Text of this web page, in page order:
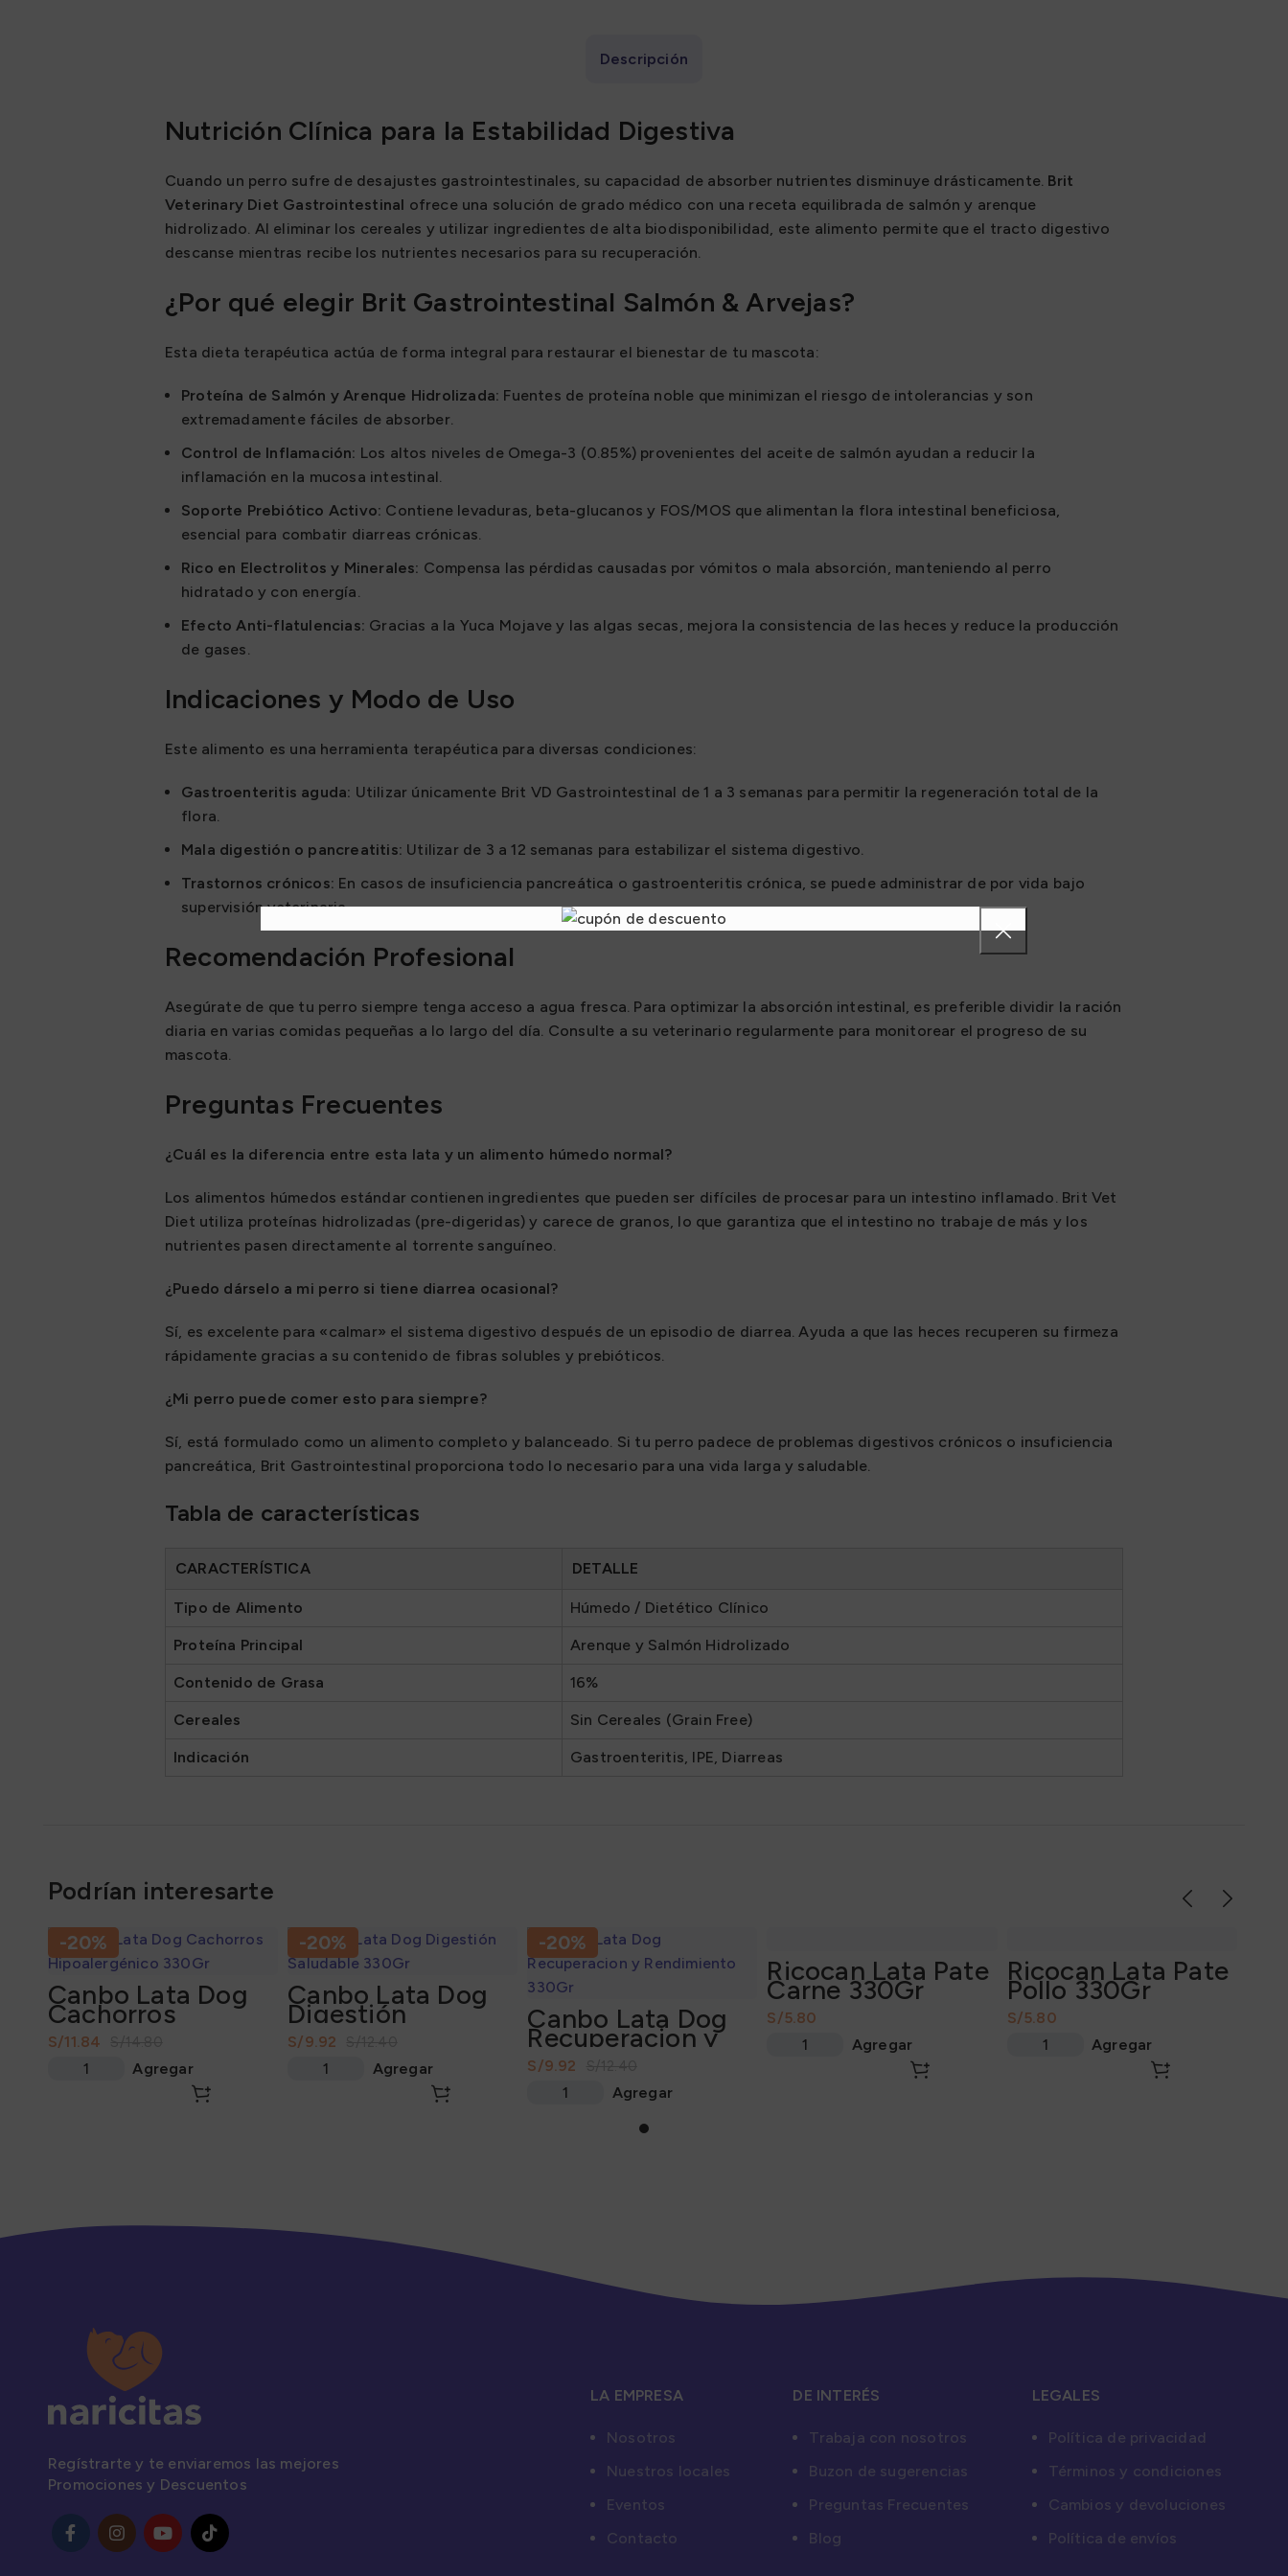
Descripción
Nutrición Clínica para la Estabilidad Digestiva
Cuando un perro sufre de desajustes gastrointestinales, su capacidad de absorber nutrientes disminuye drásticamente. Brit
Veterinary Diet Gastrointestinal ofrece una solución de grado médico con una receta equilibrada de salmón y arenque
hidrolizado. Al eliminar los cereales y utilizar ingredientes de alta biodisponibilidad, este alimento permite que el tracto digestivo
descanse mientras recibe los nutrientes necesarios para su recuperación.
¿Por qué elegir Brit Gastrointestinal Salmón & Arvejas?
Esta dieta terapéutica actúa de forma integral para restaurar el bienestar de tu mascota:
Proteína de Salmón y Arenque Hidrolizada: Fuentes de proteína noble que minimizan el riesgo de intolerancias y son
extremadamente fáciles de absorber.
Control de Inflamación: Los altos niveles de Omega-3 (0.85%) provenientes del aceite de salmón ayudan a reducir la
inflamación en la mucosa intestinal.
Soporte Prebiótico Activo: Contiene levaduras, beta-glucanos y FOS/MOS que alimentan la flora intestinal beneficiosa,
esencial para combatir diarreas crónicas.
Rico en Electrolitos y Minerales: Compensa las pérdidas causadas por vómitos o mala absorción, manteniendo al perro
hidratado y con energía.
Efecto Anti-flatulencias: Gracias a la Yuca Mojave y las algas secas, mejora la consistencia de las heces y reduce la producción
de gases.
Indicaciones y Modo de Uso
Este alimento es una herramienta terapéutica para diversas condiciones:
Gastroenteritis aguda: Utilizar únicamente Brit VD Gastrointestinal de 1 a 3 semanas para permitir la regeneración total de la
flora.
Mala digestión o pancreatitis: Utilizar de 3 a 12 semanas para estabilizar el sistema digestivo.
Trastornos crónicos: En casos de insuficiencia pancreática o gastroenteritis crónica, se puede administrar de por vida bajo
supervisión veterinaria.
Recomendación Profesional
Asegúrate de que tu perro siempre tenga acceso a agua fresca. Para optimizar la absorción intestinal, es preferible dividir la ración
diaria en varias comidas pequeñas a lo largo del día. Consulte a su veterinario regularmente para monitorear el progreso de su
mascota.
Preguntas Frecuentes
¿Cuál es la diferencia entre esta lata y un alimento húmedo normal?
Los alimentos húmedos estándar contienen ingredientes que pueden ser difíciles de procesar para un intestino inflamado. Brit Vet
Diet utiliza proteínas hidrolizadas (pre-digeridas) y carece de granos, lo que garantiza que el intestino no trabaje de más y los
nutrientes pasen directamente al torrente sanguíneo.
¿Puedo dárselo a mi perro si tiene diarrea ocasional?
Sí, es excelente para «calmar» el sistema digestivo después de un episodio de diarrea. Ayuda a que las heces recuperen su firmeza
rápidamente gracias a su contenido de fibras solubles y prebióticos.
¿Mi perro puede comer esto para siempre?
Sí, está formulado como un alimento completo y balanceado. Si tu perro padece de problemas digestivos crónicos o insuficiencia
pancreática, Brit Gastrointestinal proporciona todo lo necesario para una vida larga y saludable.
Tabla de características
CARACTERÍSTICA DETALLE
Tipo de Alimento Húmedo / Dietético Clínico
Proteína Principal Arenque y Salmón Hidrolizado
Contenido de Grasa 16%
Cereales Sin Cereales (Grain Free)
Indicación Gastroenteritis, IPE, Diarreas
Podrían interesarte
-20%
Canbo Lata Dog
Cachorros
Hipoalergénico
330Gr
S/11.84
Agregar
-20%
Canbo Lata Dog
Digestión
Saludable 330Gr
S/9.92
Agregar
-20%
Canbo Lata Dog
Recuperacion y
Rendimiento
330Gr
S/9.92
Agregar
Ricocan Lata Pate
Carne 330Gr
S/
Agregar
Ricocan Lata Pate
Pollo 330Gr
S/
Agregar
Regístrarte y te enviaremos las mejores
Promociones y Descuentos
LA EMPRESA
Nosotros
Nuestros locales
Eventos
Contacto
DE INTERÉS
Trabaja con nosotros
Buzon de sugerencias
Preguntas Frecuentes
Blog
LEGALES
Política de privacidad
Términos y condiciones
Cambios y devoluciones
Política de envíos